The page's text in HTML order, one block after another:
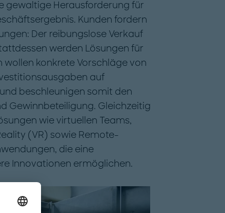
gewaltige Herausforderung für
Kunden fordern
Der reibungslose Verkauf
werden Lösungen für
konkrete Vorschläge von
auf
beschleunigen somit den
Gewinnbeteiligung. Gleichzeitig
wie virtuellen Teams,
(VR) sowie Remote-
die eine
Innovationen ermöglichen.